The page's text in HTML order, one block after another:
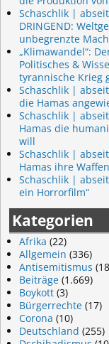
Schaschlik |
DRINGEND:
unbegrenzte
„Klimawandel“:
Politisches &
tyrannische Krieg
Schaschlik |
die Hamas
Schaschlik |
Hamas die
will
Schaschlik |
Hamas ihre
Schaschlik |
ein Horrorfilm“
Kategorien
Afrika (22)
Allgemein (336)
Antisemitismus
Beiträge (1.669)
Boykott (3)
Bürgerrechte (17)
Corona (10)
Deutschland (255)